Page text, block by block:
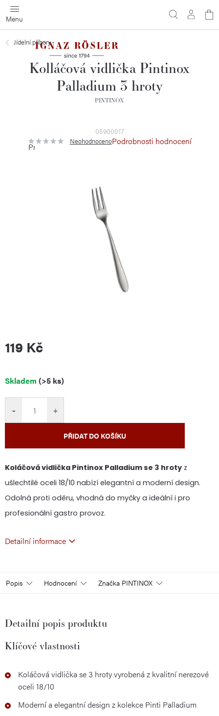
Přejít
na
obsah
Jídelní příbory
Kolláčová vidlička Pintinox
Palladium 3 hroty
PINTINOX
05900017
Průměrné
hodnocení
NeohodnocenoPodrobnosti hodnocení
119 Kč
Měrná
Skladem (>5 ks)
+
−
PŘIDAT DO KOŠÍKU
Koláčová vidlička Pintinox Palladium se 3 hroty z
ušlechtilé oceli 18/10 nabízí elegantní a moderní design.
Odolná proti oděru, vhodná do myčky a ideální i pro
profesionální gastro provoz.
Detailní informace
Popis Hodnocení Značka PINTINOX
Detailní popis produktu
Klíčové vlastnosti
Koláčová vidlička se 3 hroty vyrobená z kvalitní nerezové
oceli 18/10
Moderní a elegantní design z kolekce Pinti Palladium